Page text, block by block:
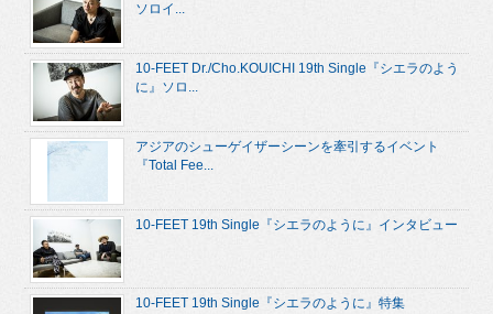
ソロイ...
10-FEET Dr./Cho.KOUICHI 19th Single『シエラのよう
に』ソロ...
アジアのシューゲイザーシーンを牽引するイベント
『Total Fee...
10-FEET 19th Single『シエラのように』インタビュー
10-FEET 19th Single『シエラのように』特集